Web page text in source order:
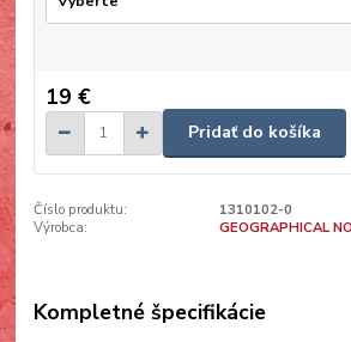
19 €
Pridať do košíka
Číslo produktu:
1310102-0
Výrobca:
GEOGRAPHICAL
Kompletné špecifikácie